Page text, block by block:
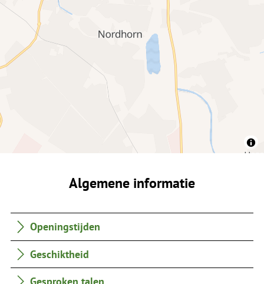
Algemene informatie
Openingstijden
Geschiktheid
Gesproken talen